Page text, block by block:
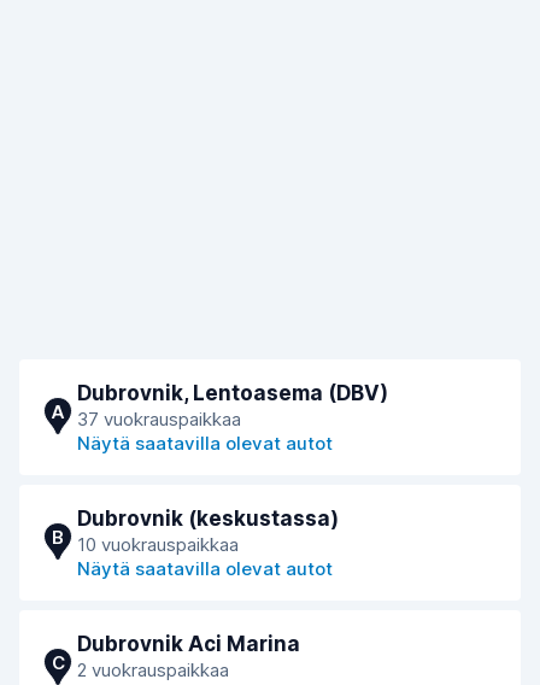
A
Dubrovnik, Lentoasema (DBV)
37 vuokrauspaikkaa
Näytä saatavilla olevat autot
B
Dubrovnik (keskustassa)
10 vuokrauspaikkaa
Näytä saatavilla olevat autot
C
Dubrovnik Aci Marina
2 vuokrauspaikkaa